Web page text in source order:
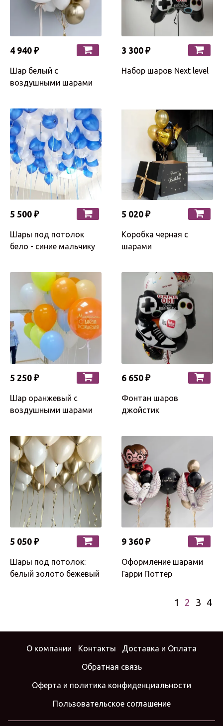
4 940 ₽
Шар белый с
воздушными шарами
3 300 ₽
Набор шаров Next level
5 500 ₽
Шары под потолок
бело - синие мальчику
5 020 ₽
Коробка черная с
шарами
5 250 ₽
Шар оранжевый с
воздушными шарами
6 650 ₽
Фонтан шаров
джойстик
5 050 ₽
Шары под потолок:
белый золото бежевый
9 360 ₽
Оформление шарами
Гарри Поттер
1 2 3 4
О компании Контакты Доставка и Оплата
Обратная связь
Оферта и политика конфиденциальности
Пользовательское соглашение